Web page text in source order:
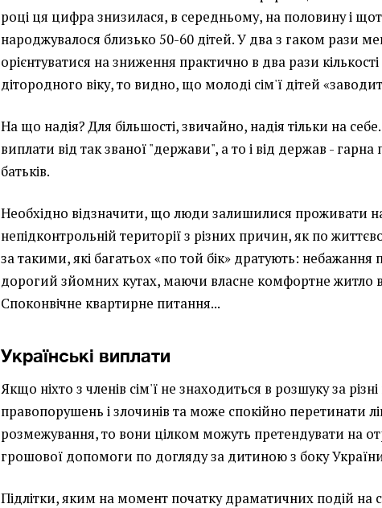
році ця цифра знизилася, в середньому, на половину і
народжувалося близько 50-60 дітей. У два з гаком рази
орієнтуватися на зниження практично в два рази
дітородного віку, то видно, що молоді сім'ї дітей
На що надія? Для більшості, звичайно, надія тільки на себе.
виплати від так званої "держави", а то і від держав - гарна
батьків.
Необхідно відзначити, що люди залишилися проживати
непідконтрольній території з різних причин, як по
за такими, які багатьох «по той бік» дратують: небажання
дорогий зйомних кутах, маючи власне комфортне житло в
Споконвічне квартирне питання...
Українські виплати
Якщо ніхто з членів сім'ї не знаходиться в розшуку за
правопорушень і злочинів та може спокійно перетинати
розмежування, то вони цілком можуть претендувати на
грошової допомоги по догляду за дитиною з боку
Підлітки, яким на момент початку драматичних подій на